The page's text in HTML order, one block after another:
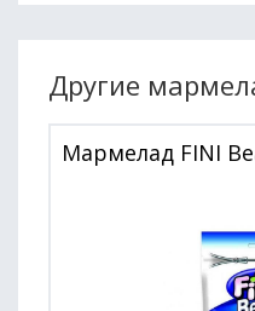
Другие
Мармелад FINI